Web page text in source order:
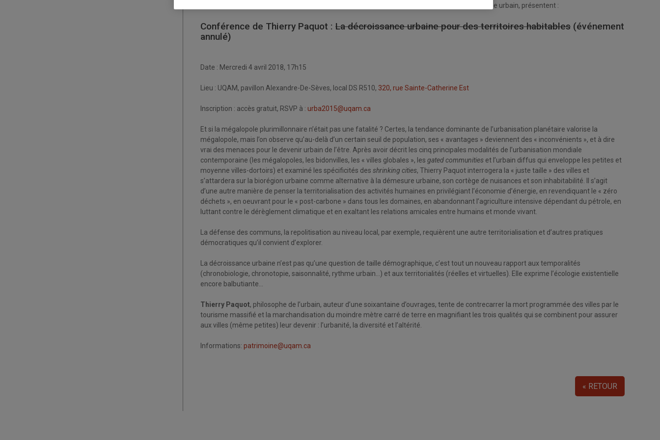
Dans le cadre des conférences URBA 2015, le CELAT, en collaboration avec la CRC en patrimoine urbain, présentent :
Conférence de Thierry Paquot : La décroissance urbaine pour des territoires habitables (événement
annulé)
Date : Mercredi 4 avril 2018, 17h15
Lieu : UQAM, pavillon Alexandre-De-Sèves, local DS R510, 320, rue Sainte-Catherine Est
Inscription : accès gratuit, RSVP à : urba2015@uqam.ca
Et si la mégalopole plurimillonnaire n’était pas une fatalité ? Certes, la tendance dominante de l’urbanisation planétaire valorise la
mégalopole, mais l’on observe qu’au-delà d’un certain seuil de population, ses « avantages » deviennent des « inconvénients », et à dire
vrai des menaces pour le devenir urbain de l’être. Après avoir décrit les cinq principales modalités de l’urbanisation mondiale
contemporaine (les mégalopoles, les bidonvilles, les « villes globales », les gated communities et l’urbain diffus qui enveloppe les petites et
moyenne villes-dortoirs) et examiné les spécificités des shrinking cities, Thierry Paquot interrogera la « juste taille » des villes et
s’attardera sur la biorégion urbaine comme alternative à la démesure urbaine, son cortège de nuisances et son inhabitabilité. Il s’agit
d’une autre manière de penser la territorialisation des activités humaines en privilégiant l’économie d’énergie, en revendiquant le « zéro
déchets », en oeuvrant pour le « post-carbone » dans tous les domaines, en abandonnant l’agriculture intensive dépendant du pétrole, en
luttant contre le dérèglement climatique et en exaltant les relations amicales entre humains et monde vivant.
La défense des communs, la repolitisation au niveau local, par exemple, requièrent une autre territorialisation et d’autres pratiques
démocratiques qu’il convient d’explorer.
La décroissance urbaine n’est pas qu’une question de taille démographique, c’est tout un nouveau rapport aux temporalités
(chronobiologie, chronotopie, saisonnalité, rythme urbain…) et aux territorialités (réelles et virtuelles). Elle exprime l’écologie existentielle
encore balbutiante…
Thierry Paquot, philosophe de l’urbain, auteur d’une soixantaine d’ouvrages, tente de contrecarrer la mort programmée des villes par le
tourisme massifié et la marchandisation du moindre mètre carré de terre en magnifiant les trois qualités qui se combinent pour assurer
aux villes (même petites) leur devenir : l’urbanité, la diversité et l’altérité.
Informations: patrimoine@uqam.ca
« RETOUR